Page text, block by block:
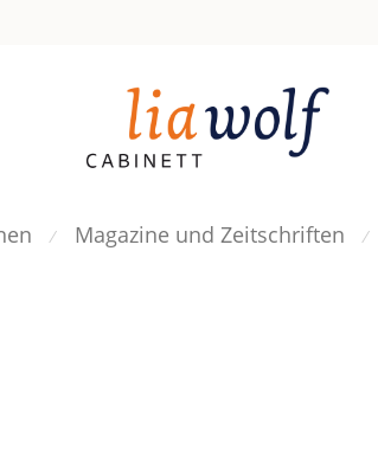
⁄ Magazine und Zeitschriften ⁄